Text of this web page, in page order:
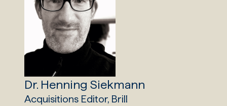
Dr. Henning Siekmann
Acquisitions Editor, Brill